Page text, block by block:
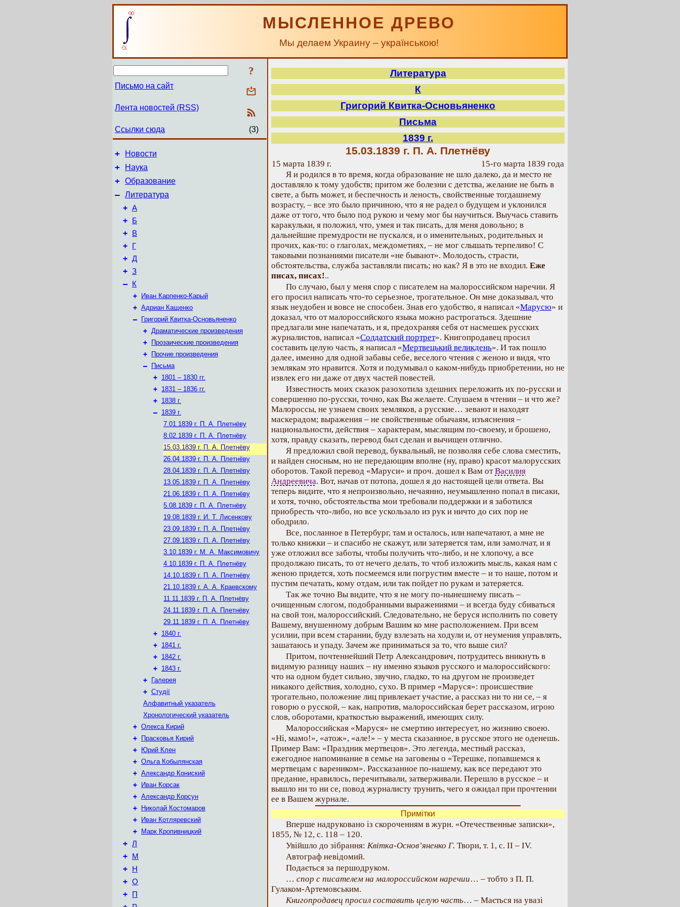
МЫСЛЕННОЕ ДРЕВО
Мы делаем Украину – українською!
?
Письмо на сайт
Лента новостей (RSS)
Ссылки сюда (3)
+ Новости
+ Наука
+ Образование
– Литература
+ А
+ Б
+ В
+ Г
+ Д
+ З
– К
+
Иван Карпенко-Карый
+ Адриан Кащенко
–
Григорий Квитка-Основьяненко
+ Драматические произведения
+
Прозаические произведения
+
Прочие произведения
–
Письма
+ 1801 – 1830 гг.
+ 1831 – 1836 гг.
+ 1838 г.
– 1839 г.
7.01.1839 г. П. А. Плетнёву
8.02.1839 г. П. А. Плетнёву
15.03.1839 г. П. А. Плетнёву
26.04.1839 г. П. А. Плетнёву
28.04.1839 г. П. А. Плетнёву
13.05.1839 г. П. А. Плетнёву
21.06.1839 г. П. А. Плетнёву
5.08.1839 г. П. А. Плетнёву
19.08.1839 г. И. Т. Лисенкову
23.09.1839 г. П. А. Плетнёву
27.09.1839 г. П. А. Плетнёву
3.10.1839 г. М. А. Максимовичу
4.10.1839 г. П. А. Плетнёву
14.10.1839 г. П. А. Плетнёву
21.10.1839 г. А. А. Краевскому
11.11.1839 г. П. А. Плетнёву
24.11.1839 г. П. А. Плетнёву
29.11.1839 г. П. А. Плетнёву
+ 1840 г.
+ 1841 г.
+ 1842 г.
+ 1843 г.
+
Галерея
+ Студії
Алфавитный указатель
Хронологический указатель
+ Олекса Кирий
+
Прасковья Кирий
+
Юрий Клен
+ Ольга Кобылянская
+ Александр Кониский
+
Иван Корсак
+ Александр Корсун
+
Николай Костомаров
+
Иван Котляревский
+
Марк Кропивницкий
+ Л
+ М
+ Н
+ О
+ П
Литература
К
Григорий Квитка-Основьяненко
Письма
1839 г.
15.03.1839 г. П. А. Плетнёву
15 марта 1839 г.
15-го марта 1839 года
Я и родился в то время, когда образование не шло далеко, да и место не
доставляло к тому удобств; притом же болезни с детства, желание не быть в
свете, а быть может, и беспечность и леность, свойственные тогдашнему
возрасту, – все это было причиною, что я не радел о будущем и уклонился
даже от того, что было под рукою и чему мог бы научиться. Выучась ставить
каракульки, я положил, что, умея и так писать, для меня довольно; в
дальнейшие премудрости не пускался, и о именительных, родительных и
прочих, как-то: о глаголах, междометиях, – не мог слышать терпеливо! С
таковыми познаниями писатели «не бывают». Молодость, страсти,
обстоятельства, служба заставляли писать; но как? Я в это не входил. Еже
писах, писах!..
По случаю, был у меня спор с писателем на малороссийском наречии. Я
его просил написать что-то серьезное, трогательное. Он мне доказывал, что
язык неудобен и вовсе не способен. Знав его удобство, я написал «Марусю» и
доказал, что от малороссийского языка можно растрогаться. Здешние
предлагали мне напечатать, и я, предохраняя себя от насмешек русских
журналистов, написал «Солдатский портрет». Книгопродавец просил
составить целую часть, я написал «Мертвецький великдень». И так пошло
далее, именно для одной забавы себе, веселого чтения с женою и видя, что
землякам это нравится. Хотя и подумывал о каком-нибудь приобретении, но не
извлек его ни даже от двух частей повестей.
Известность моих сказок разохотила здешних переложить их по-русски и
совершенно по-русски, точно, как Вы желаете. Слушаем в чтении – и что же?
Малороссы, не узнаем своих земляков, а русские… зевают и находят
маскерадом; выражения – не свойственные обычаям, изъяснения –
национальности, действия – характерам, мыслящим по-своему, и брошено,
хотя, правду сказать, перевод был сделан и вычищен отлично.
Я предложил свой перевод, буквальный, не позволяя себе слова сместить,
и найден сносным, но не передающим вполне (ну, право) красот малорусских
оборотов. Такой перевод «Маруси» и проч. дошел к Вам отВасилия
Андреевича. Вот, начав от потопа, дошел я до настоящей цели ответа. Вы
теперь видите, что я непроизвольно, нечаянно, неумышленно попал в писаки,
и хотя, точно, обстоятельства мои требовали поддержки и я заботился
приобресть что-либо, но все ускользало из рук и ничто до сих пор не
ободрило.
Все, посланное в Петербург, там и осталось, или напечатают, а мне не
только книжки – и спасибо не скажут, или затеряется там, или замолчат, и я
уже отложил все заботы, чтобы получить что-либо, и не хлопочу, а все
продолжаю писать, то от нечего делать, то чтоб изложить мысль, какая нам с
женою придется, хоть посмеемся или погрустим вместе – и то наше, потом и
пустим печатать, кому отдам, или так пойдет по рукам и затеряется.
Так же точно Вы видите, что я не могу по-нынешнему писать –
очищенным слогом, подобранными выражениями – и всегда буду сбиваться
на свой тон, малороссийский. Следовательно, не беруся исполнить по совету
Вашему, внушенному добрым Вашим ко мне расположением. При всем
усилии, при всем старании, буду взлезать на ходули и, от неумения управлять,
зашатаюсь и упаду. Зачем же приниматься за то, что выше сил?
Притом, почтеннейший Петр Александрович, потрудитесь вникнуть в
видимую разницу наших – ну именно языков русского и малороссийского:
что на одном будет сильно, звучно, гладко, то на другом не произведет
никакого действия, холодно, сухо. В пример «Маруся»: происшествие
трогательно, положение лиц привлекает участие, а рассказ ни то ни се, – я
говорю о русской, – как, напротив, малороссийская берет рассказом, игрою
слов, оборотами, краткостью выражений, имеющих силу.
Малороссийская «Маруся» не смертию интересует, но жизнию своею.
«Ні, мамо!», «атож», «але!» – у места сказанное, в русское этого не оденешь.
Пример Вам: «Праздник мертвецов». Это легенда, местный рассказ,
ежегодное напоминание в семье на заговены о «Терешке, попавшемся к
мертвецам с вареником». Рассказанное по-нашему, как все передают это
предание, нравилось, перечитывали, затверживали. Перешло в русское – и
вышло ни то ни се, повод журналисту трунить, чего я ожидал при прочтении
ее в Вашем журнале.
Примітки
Вперше надруковано із скороченням в журн. «Отечественные записки»,
1855, № 12, с. 118 – 120.
Увійшло до зібрання: Квітка-Основ’яненко Г. Твори, т. 1, с. II – IV.
Автограф невідомий.
Подається за першодруком.
… спор с писателем на малороссийском наречии… – тобто з П. П.
Гулаком-Артемовським.
Книгопродавец просил составить целую часть… – Мається на увазі